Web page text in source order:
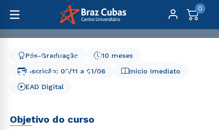
0
Pós-Graduação Medicina Infectologia
Infectologia Início Imediato
10 meses
Pós-Graduação
EAD Digital
Inscrição: 05/11 a 01/06
Objetivo do curso